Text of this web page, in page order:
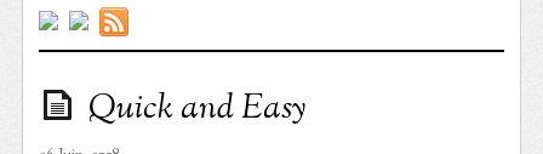
Quick and Easy